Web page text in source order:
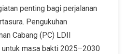
penting bagi perjalanan
Pengukuhan
Cabang (PC) LDII
untuk masa bakti 2025–2030